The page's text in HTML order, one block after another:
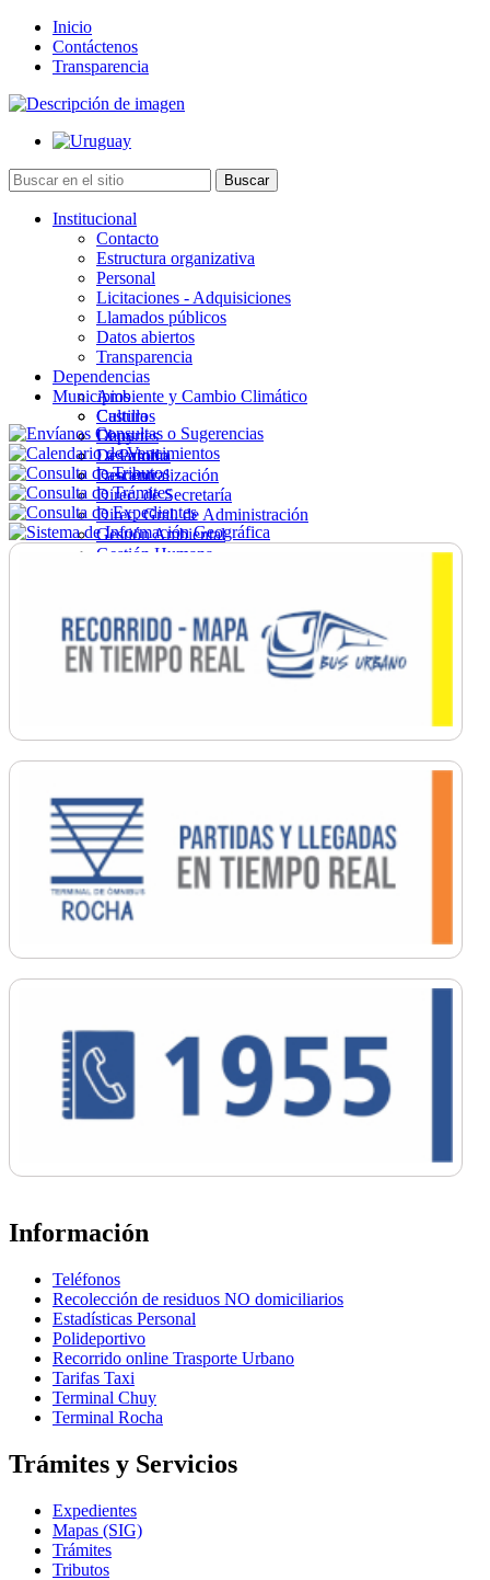
Inicio
Contáctenos
Transparencia
Institucional
Contacto
Estructura organizativa
Personal
Licitaciones - Adquisiciones
Llamados públicos
Datos abiertos
Transparencia
Dependencias
Ambiente y Cambio Climático
Cultura
Deportes
Desarrollo
Descentralización
Direc. de Secretaría
Direc. Gral. de Administración
Gestión Ambiental
Gestión Humana
Ordenamiento
Promoción Social
Salud
Secretaría General
Municipios
Castillos
Chuy
La Paloma
Lascano
Información
Teléfonos
Recolección de residuos NO domiciliarios
Estadísticas Personal
Polideportivo
Recorrido online Trasporte Urbano
Tarifas Taxi
Terminal Chuy
Terminal Rocha
Trámites y Servicios
Expedientes
Mapas (SIG)
Trámites
Tributos